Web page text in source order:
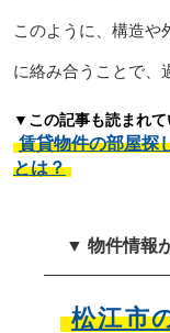
このように、構造や
に絡み合うことで、
▼この記事も読まれて
賃貸物件の部屋探
とは？
▼ 物件情報
松江市